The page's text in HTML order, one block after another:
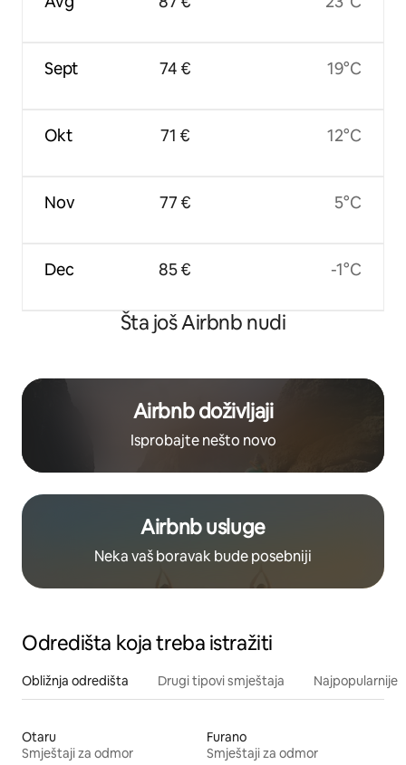
Sept
Okt
Nov
Dec
74 €
71 €
77 €
85 €
19°C
12°C
5°C
-1°C
Šta još Airbnb nudi
Airbnb doživljaji
Isprobajte nešto novo
Airbnb usluge
Neka vaš boravak bude posebniji
Odredišta koja treba istražiti
Obližnja odredišta Drugi tipovi smještaja Najpopularnije
Otaru
Smještaji za odmor
Furano
Smještaji za odmor